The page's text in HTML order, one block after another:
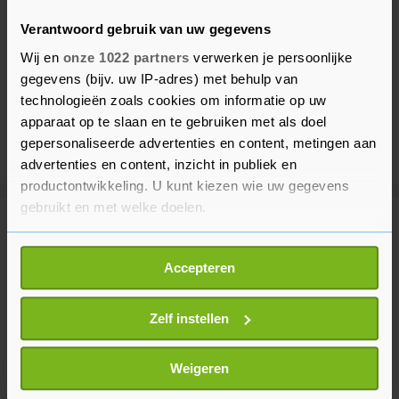
Verantwoord gebruik van uw gegevens
Wij en onze 1022 partners verwerken je persoonlijke
gegevens (bijv. uw IP-adres) met behulp van
technologieën zoals cookies om informatie op uw
apparaat op te slaan en te gebruiken met als doel
gepersonaliseerde advertenties en content, metingen aan
advertenties en content, inzicht in publiek en
productontwikkeling. U kunt kiezen wie uw gegevens
gebruikt en met welke doelen.
Als u het toestaat, willen we ook graag:
Informatie verzamelen over uw geografische
locatie, die tot een paar meter nauwkeurig kan zijn
Uw apparaat identificeren door het actief te
scannen op specifieke eigenschappen (fingerprinting)
Lees meer over hoe uw persoonlijke gegevens worden
verwerkt en stel uw voorkeuren in het
Accepteren
Zelf instellen
Weigeren
Meer uit Buitenland
Burgers gewond bij Houthi-aanval